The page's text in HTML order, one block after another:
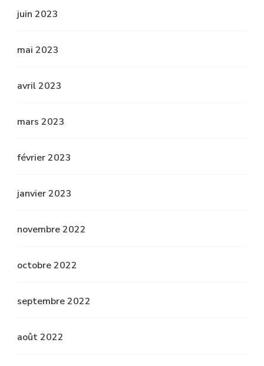
juin 2023
mai 2023
avril 2023
mars 2023
février 2023
janvier 2023
novembre 2022
octobre 2022
septembre 2022
août 2022